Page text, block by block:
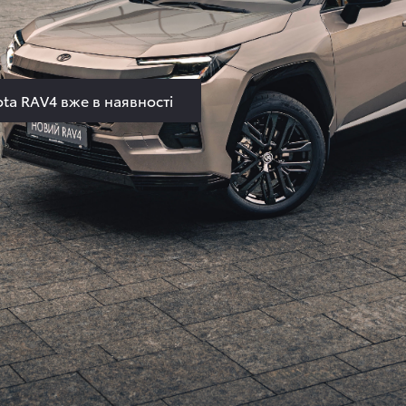
RAV4 вже в наявності
швидкість без втрати якості